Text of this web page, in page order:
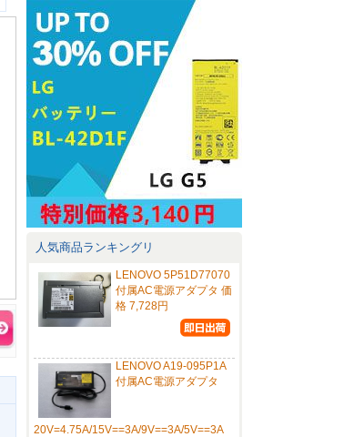
人気商品ランキングリ
LENOVO 5P51D77070
付属AC電源アダプタ 価
格 7,728円
LENOVO A19-095P1A
付属AC電源アダプタ
20V=4.75A/15V==3A/9V==3A/5V==3A